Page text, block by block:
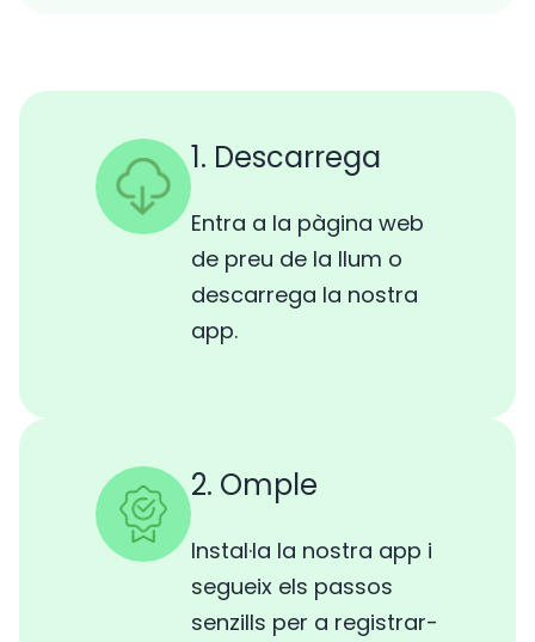
1. Descarrega
Entra a la pàgina web
de preu de la llum o
descarrega la nostra
app.
2. Omple
Instal·la la nostra app i
segueix els passos
senzills per a registrar-